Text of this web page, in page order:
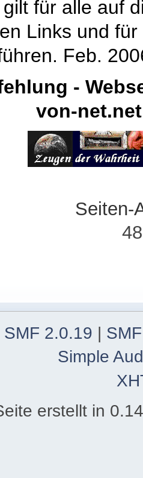
für alle auf
Links und
Feb.
-
von-net.net
Seiten-
SMF 2.0.19 |
Simple
erstellt in